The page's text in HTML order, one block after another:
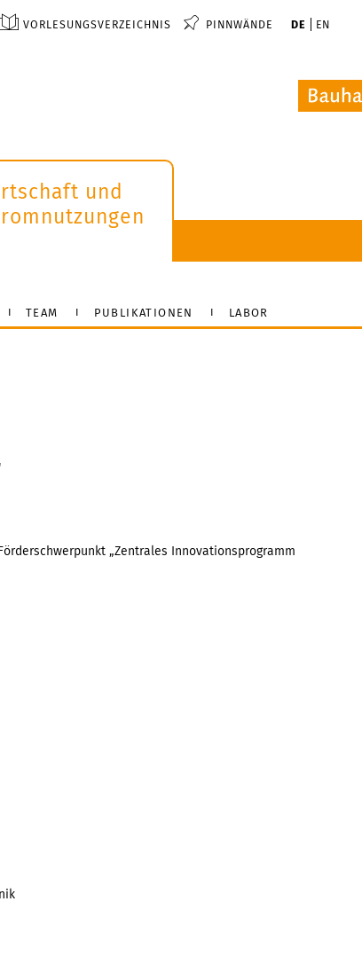
VORLESUNGSVERZEICHNIS PINNWÄNDE DE EN
und
TEAM PUBLIKATIONEN LABOR
„Zentrales Innovationsprogramm